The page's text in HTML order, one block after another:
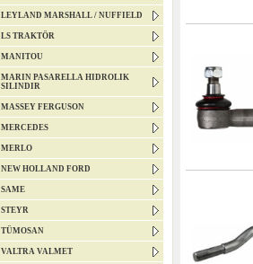
LEYLAND MARSHALL / NUFFIELD
LS TRAKTÖR
MANITOU
MARIN PASARELLA HIDROLIK
SILINDIR
MASSEY FERGUSON
MERCEDES
MERLO
NEW HOLLAND FORD
SAME
STEYR
TÜMOSAN
VALTRA VALMET